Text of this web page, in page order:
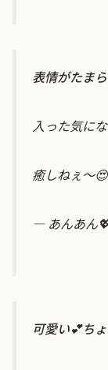
表情がたま
入った気に
癒しねぇ〜😍
— あんあん
可愛い💕ち